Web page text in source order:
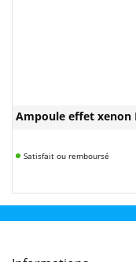
Ampoule effet xenon
Satisfait ou remboursé